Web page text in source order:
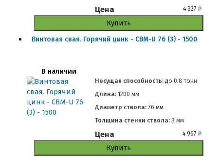
Цена 4 327₽
Купить
Винтовая свая. Горячий цинк - СВМ-U 76 (3) - 1500
В наличии
Несущая способность: до 0.8 тонн
Длина:1200 мм
Диаметр ствола:76 мм
Толщина стенки ствола:3 мм
Цена 4 967₽
Купить